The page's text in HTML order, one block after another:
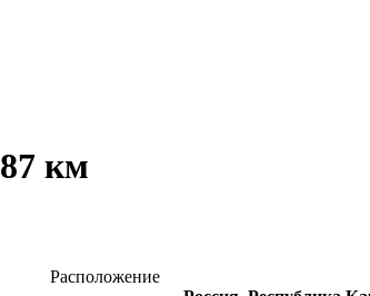
87 км
Расположение